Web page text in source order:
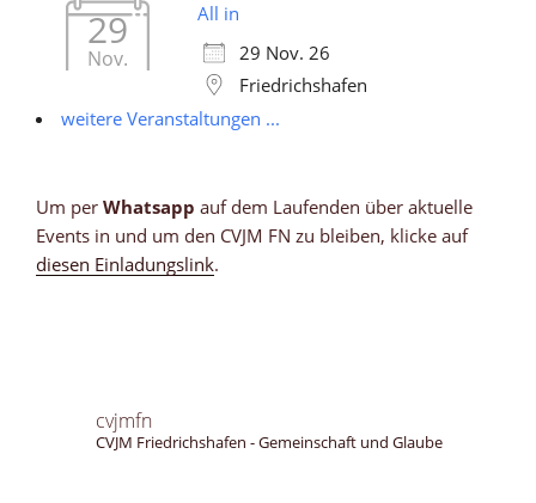
29
Nov.
All in
29 Nov. 26
Friedrichshafen
weitere Veranstaltungen ...
Um per Whatsapp auf dem Laufenden über aktuelle
Events in und um den CVJM FN zu bleiben, klicke auf
diesen Einladungslink.
cvjmfn
CVJM Friedrichshafen - Gemeinschaft und Glaube